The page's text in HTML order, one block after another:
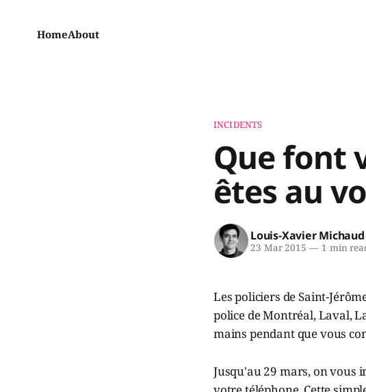
HomeAbout
INCIDENTS
Que font
êtes au
Louis-Xavier Michaud
23 Mar 2015 —1 min
Les policiers de Saint-
police de Montréal, Laval,
mains pendant que vous
Jusqu'au 29 mars, on vous